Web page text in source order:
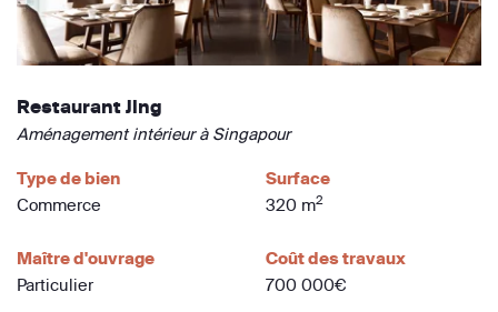
Restaurant Jing
Aménagement intérieur à Singapour
Type de bien
Commerce
Surface
320 m2
Maître d'ouvrage
Particulier
Coût des travaux
700 000€